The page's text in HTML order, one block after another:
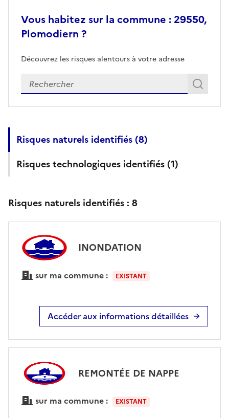
Vous habitez sur la commune : 29550,
Plomodiern ?
Découvrez les risques alentours à votre adresse
Veuillez renseigner votre adresse exacte
Risques naturels identifiés (8)
Risques technologiques identifiés (1)
Risques naturels identifiés : 8
INONDATION
sur ma commune : EXISTANT
Accéder aux informations détaillées
REMONTÉE DE NAPPE
sur ma commune : EXISTANT